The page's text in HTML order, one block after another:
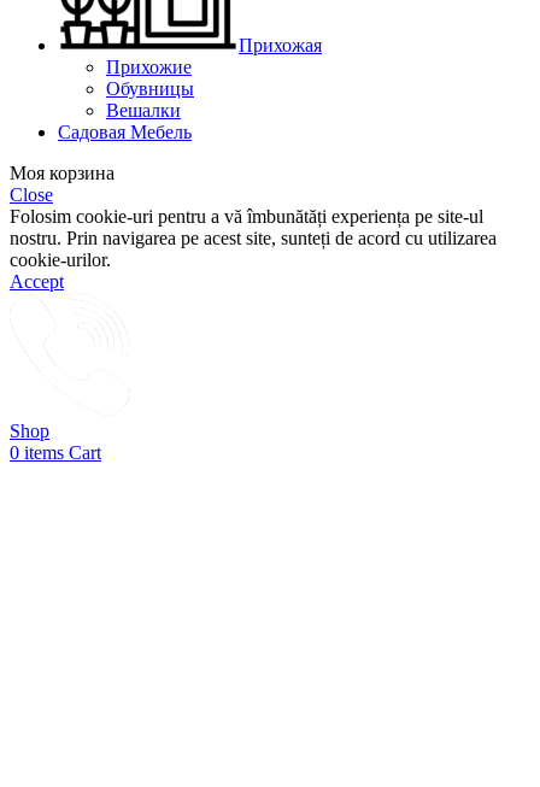
Прихожая
Прихожие
Обувницы
Вешалки
Садовая Мебель
Моя корзина
Close
Folosim cookie-uri pentru a vă îmbunătăți experiența pe site-ul
nostru. Prin navigarea pe acest site, sunteți de acord cu utilizarea
cookie-urilor.
Accept
Shop
0 items Cart